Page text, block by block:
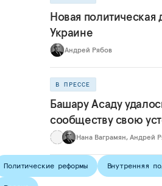
Новая политическая
Украине
Андрей Рябов
В ПРЕССЕ
Башару Асаду
сообществу свою
Нана Ваграмян, Андрей
Политические реформы Внутренняя